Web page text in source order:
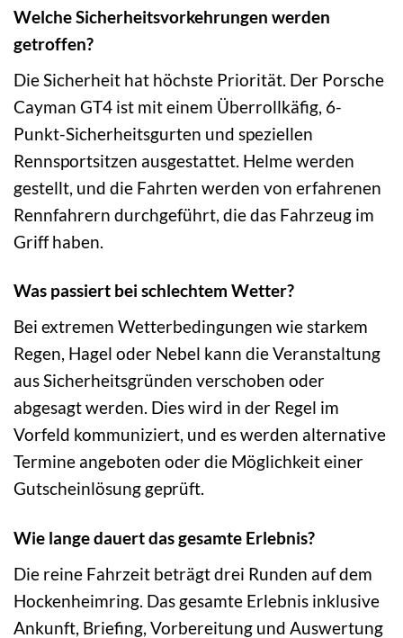
Welche Sicherheitsvorkehrungen werden
getroffen?
Die Sicherheit hat höchste Priorität. Der Porsche
Cayman GT4 ist mit einem Überrollkäfig, 6-
Punkt-Sicherheitsgurten und speziellen
Rennsportsitzen ausgestattet. Helme werden
gestellt, und die Fahrten werden von erfahrenen
Rennfahrern durchgeführt, die das Fahrzeug im
Griff haben.
Was passiert bei schlechtem Wetter?
Bei extremen Wetterbedingungen wie starkem
Regen, Hagel oder Nebel kann die Veranstaltung
aus Sicherheitsgründen verschoben oder
abgesagt werden. Dies wird in der Regel im
Vorfeld kommuniziert, und es werden alternative
Termine angeboten oder die Möglichkeit einer
Gutscheinlösung geprüft.
Wie lange dauert das gesamte Erlebnis?
Die reine Fahrzeit beträgt drei Runden auf dem
Hockenheimring. Das gesamte Erlebnis inklusive
Ankunft, Briefing, Vorbereitung und Auswertung